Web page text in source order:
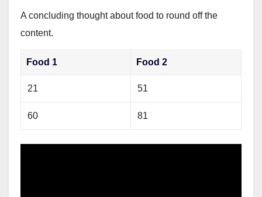
A concluding thought about food to round off the
content.
Food 1 Food 2
21 51
60 81